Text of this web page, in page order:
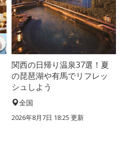
関西の日帰り温泉37選！夏
の琵琶湖や有馬でリフレッ
シュしよう
全国
2026年8月7日 18:25 更新